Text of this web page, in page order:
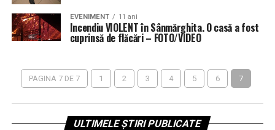
EVENIMENT 11 ani
Incendiu VIOLENT în Sânmărghita. O casă a fost
cuprinsă de flăcări – FOTO/VIDEO
PAGINA 7 DE 7 1 2 3 4 5 6 7
ULTIMELE ȘTIRI PUBLICATE